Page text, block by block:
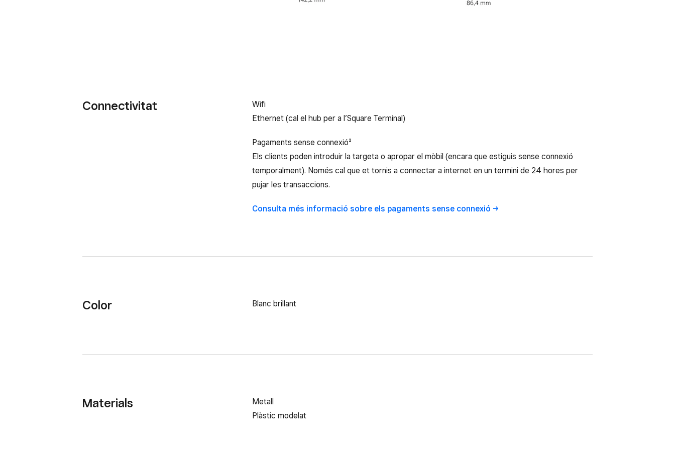
Connectivitat Connectivitat a internet de l’Square Terminal
Wifi
Ethernet (cal el hub per a l’Square Terminal)
Pagaments sense connexió²
Els clients poden introduir la targeta o apropar el mòbil (encara que estiguis sense connexió
temporalment). Només cal que et tornis a connectar a internet en un termini de 24 hores per
pujar les transaccions.
Consulta més informació sobre els pagaments sense connexió
Color Blanc brillant
Materials
Metall
Plàstic modelat